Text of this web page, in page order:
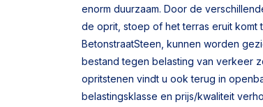
enorm duurzaam. Door de
de oprit, stoep of het terras eruit komt
BetonstraatSteen, kunnen worden
bestand tegen belasting van verkeer
opritstenen vindt u ook terug in
belastingsklasse en prijs/kwaliteit